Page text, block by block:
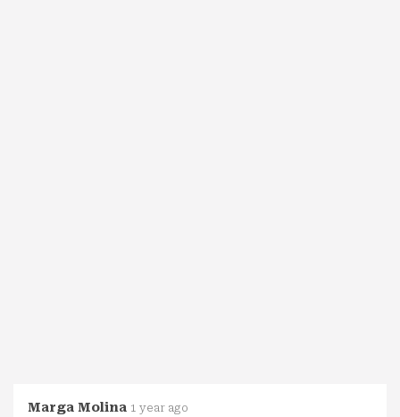
Marga Molina 1 year ago